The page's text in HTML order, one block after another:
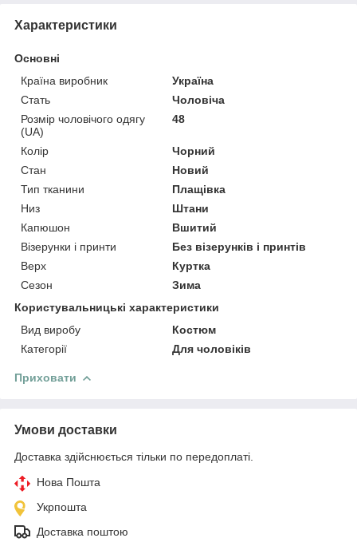
Характеристики
Основні
Країна виробник
Україна
Стать
Чоловіча
Розмір чоловічого одягу
(UA)
48
Колір
Чорний
Стан
Новий
Тип тканини
Плащівка
Низ
Штани
Капюшон
Вшитий
Візерунки і принти
Без візерунків і принтів
Верх
Куртка
Сезон
Зима
Користувальницькі характеристики
Вид виробу
Костюм
Категорії
Для чоловіків
Приховати
Умови доставки
Доставка здійснюється тільки по передоплаті.
Нова Пошта
Укрпошта
Доставка поштою